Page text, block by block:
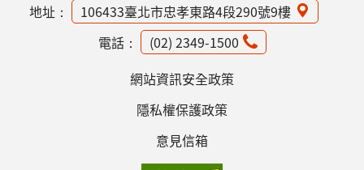
地址：
106433臺北市忠孝東路4段290號9樓
電話：
(02) 2349-1500
網站資訊安全政策
隱私權保護政策
意見信箱